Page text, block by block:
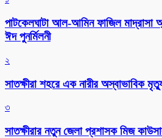
পাটকেলঘাটা আল-আমিন ফাজিল মাদ্রাসা
ঈদ পুনর্মিলনী
২
সাতক্ষীরা শহরে এক নারীর অস্বাভাবিক
৩
সাতক্ষীরার নতুন জেলা প্রশাসক মিজ